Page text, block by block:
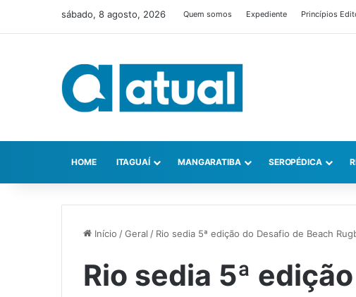
sábado, 8 agosto, 2026 Quem somos Expediente Princípios
HOME ITAGUAÍ MANGARATIBA SEROPÉDICA
Início /Geral / Rio sedia 5ª edição do Desafio de Beach
Rio sedia 5ª